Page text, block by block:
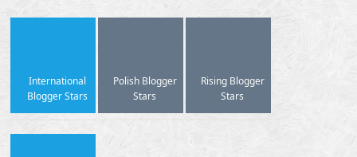
International
Blogger Stars
Polish Blogger
Stars
Rising Blogger
Stars